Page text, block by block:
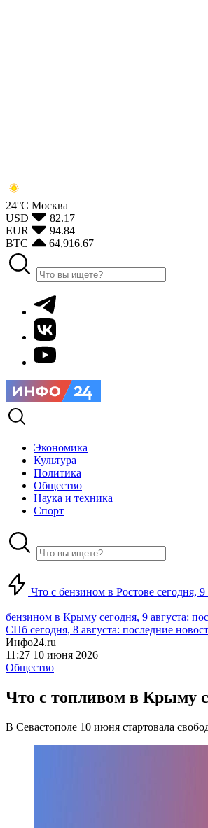
24°С Москва
USD
82.17
EUR
94.84
BTC
64,916.67
Экономика
Культура
Политика
Общество
Наука и техника
Спорт
Что с бензином в Ростове сегодня,
бензином в Крыму сегодня, 9 августа:
СПб сегодня, 8 августа: последние
Инфо24.ru
11:27 10 июня 2026
Общество
Что с топливом в Крыму
В Севастополе 10 июня стартовала